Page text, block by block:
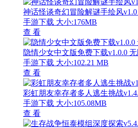
神话怪谈奇幻冒险解谜手绘风
手游下载 大小:176MB
查 看
隐情少女中文版免费下载v1.0.0
手游下载 大小:102.21 MB
查 看
彩虹朋友幸存者多人逃生挑战
手游下载 大小:105.08MB
查 看